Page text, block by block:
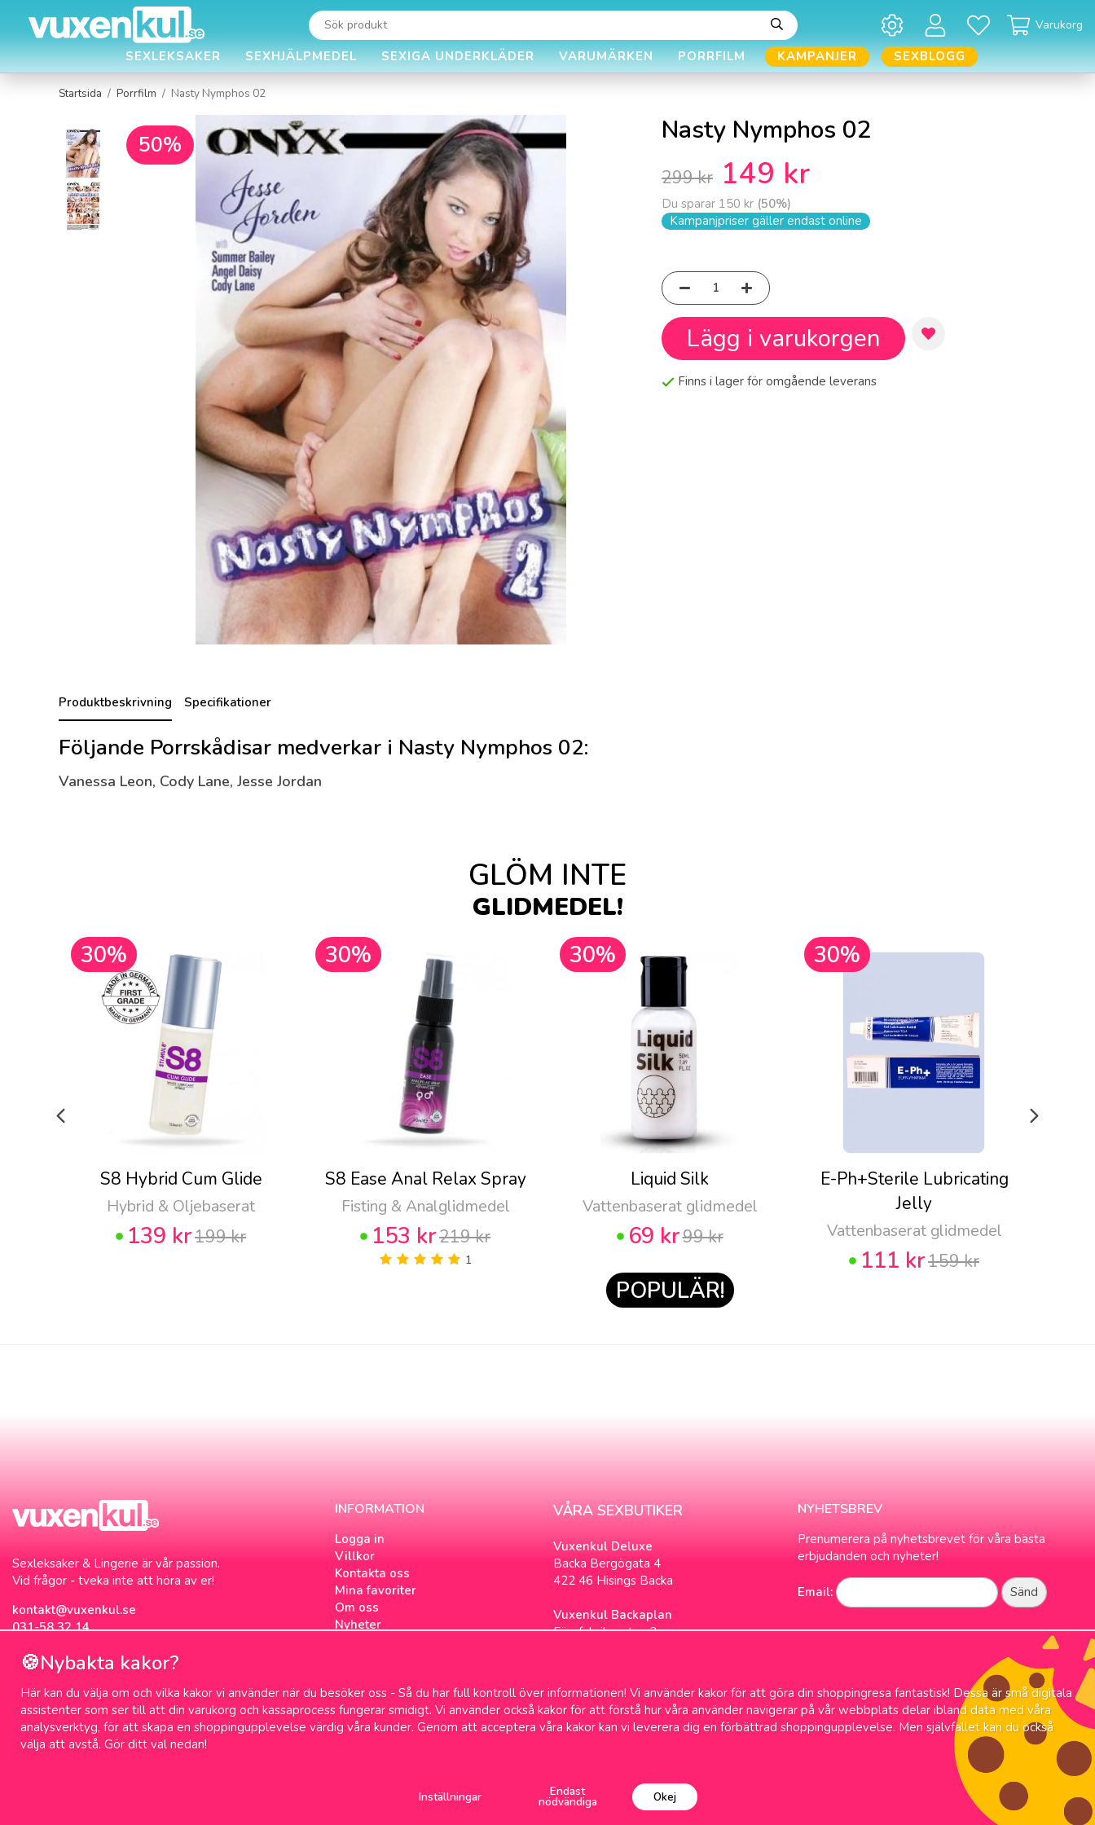
Varukorg
SEXLEKSAKER SEXHJÄLPMEDEL SEXIGA UNDERKLÄDER VARUMÄRKEN PORRFILM KAMPANJER SEXBLOGG
Startsida / Porrfilm / Nasty Nymphos 02
50% Nasty Nymphos 02
299 kr 149 kr
Du sparar 150 kr (50%)
Kampanjpriser gäller endast online
Lägg i varukorgen
Finns i lager för omgående leverans
Produktbeskrivning Specifikationer
Följande Porrskådisar medverkar i Nasty Nymphos 02:
Vanessa Leon, Cody Lane, Jesse Jordan
GLÖM INTE
GLIDMEDEL!
30%
S8 Hybrid Cum Glide
Hybrid & Oljebaserat
139 kr199 kr
30%
S8 Ease Anal Relax Spray
Fisting & Analglidmedel
153 kr219 kr
1
30%
Liquid Silk
Vattenbaserat glidmedel
69 kr99 kr
POPULÄR!
30%
E-Ph+Sterile Lubricating
Jelly
Vattenbaserat glidmedel
111 kr159 kr
Sexleksaker & Lingerie är vår passion.
Vid frågor - tveka inte att höra av er!
kontakt@vuxenkul.se
031-58 32 14
INFORMATION
Logga in
Villkor
Kontakta oss
Mina favoriter
Om oss
Nyheter
Sex & Samlevnad
VÅRA SEXBUTIKER
Vuxenkul Deluxe
Backa Bergögata 4
422 46 Hisings Backa
Vuxenkul Backaplan
Färgfabriksgatan 3
NYHETSBREV
Prenumerera på nyhetsbrevet för våra bästa
erbjudanden och nyheter!
Email:
Alltid låga priser
🍪Nybakta kakor?
Här kan du välja om och vilka kakor vi använder när du besöker oss - Så du har full kontroll över informationen! Vi använder kakor för att göra din shoppingresa fantastisk! Dessa är små digitala
assistenter som ser till att din varukorg och kassaprocess fungerar smidigt. Vi använder också kakor för att förstå hur våra använder navigerar på vår webbplats delar ibland data med våra
analysverktyg, för att skapa en shoppingupplevelse värdig våra kunder. Genom att acceptera våra kakor kan vi leverera dig en förbättrad shoppingupplevelse. Men självfallet kan du också
välja att avstå. Gör ditt val nedan!
Inställningar Endast
nödvändiga Okej